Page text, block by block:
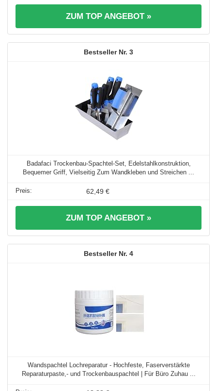
ZUM TOP ANGEBOT »
3
Badafaci Trockenbau-Spachtel-Set, Edelstahlkonstruktion,
Bequemer Griff, Vielseitig Zum Wandkleben und Streichen ...
62,49 €
ZUM TOP ANGEBOT »
4
Wandspachtel Lochreparatur - Hochfeste, Faserverstärkte
Reparaturpaste,- und Trockenbauspachtel | Für Büro Zuhau ...